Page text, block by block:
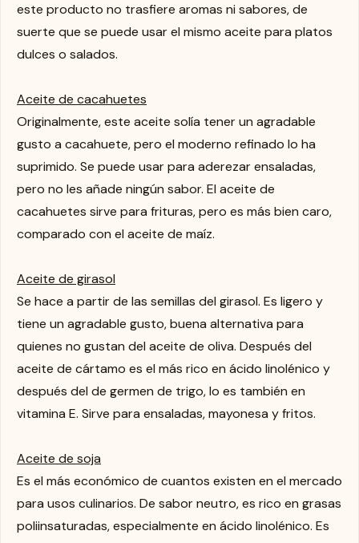
este producto no trasfiere aromas ni sabores, de
suerte que se puede usar el mismo aceite para platos
dulces o salados.
Aceite de cacahuetes
Originalmente, este aceite solía tener un agradable
gusto a cacahuete, pero el moderno refinado lo ha
suprimido. Se puede usar para aderezar ensaladas,
pero no les añade ningún sabor. El aceite de
cacahuetes sirve para frituras, pero es más bien caro,
comparado con el aceite de maíz.
Aceite de girasol
Se hace a partir de las semillas del girasol. Es ligero y
tiene un agradable gusto, buena alternativa para
quienes no gustan del aceite de oliva. Después del
aceite de cártamo es el más rico en ácido linolénico y
después del de germen de trigo, lo es también en
vitamina E. Sirve para ensaladas, mayonesa y fritos.
Aceite de soja
Es el más económico de cuantos existen en el mercado
para usos culinarios. De sabor neutro, es rico en grasas
poliinsaturadas, especialmente en ácido linolénico. Es